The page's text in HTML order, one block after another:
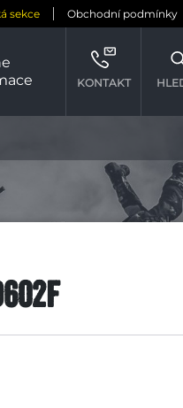
sekce Obchodní podmínky
KONTAKT